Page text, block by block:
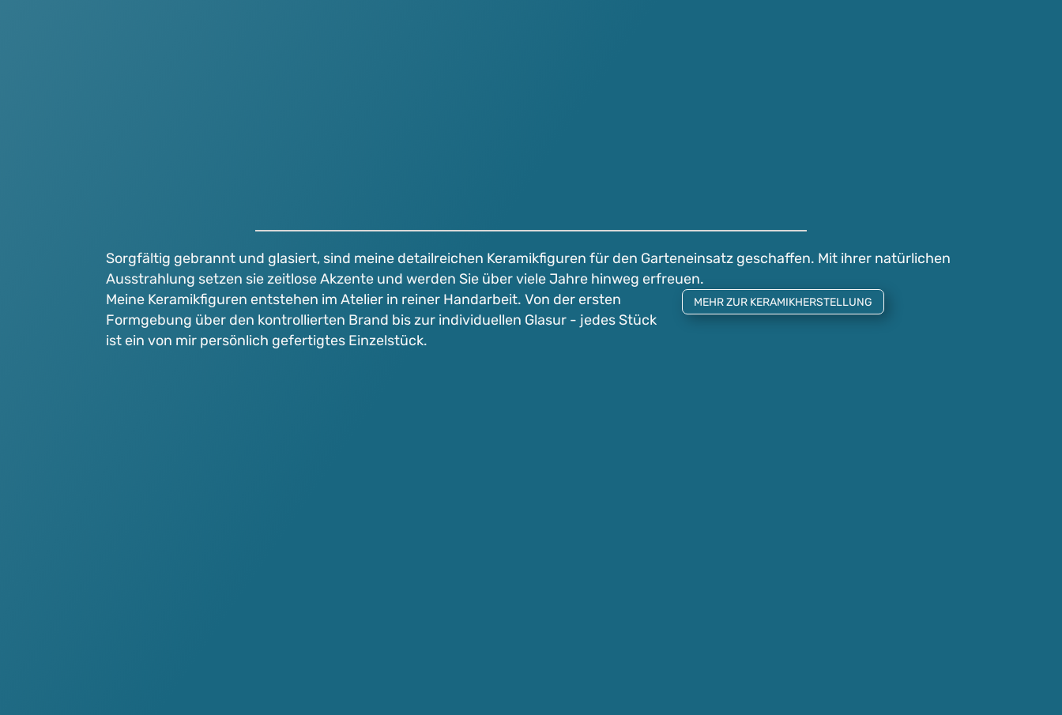
Sorgfältig gebrannt und glasiert, sind meine detailreichen Keramikfiguren für den Garteneinsatz geschaffen. Mit ihrer natürlichen
Ausstrahlung setzen sie zeitlose Akzente und werden Sie über viele Jahre hinweg erfreuen.
Meine Keramikfiguren entstehen im Atelier in reiner Handarbeit. Von der ersten
Formgebung über den kontrollierten Brand bis zur individuellen Glasur - jedes Stück
ist ein von mir persönlich gefertigtes Einzelstück.
MEHR ZUR KERAMIKHERSTELLUNG